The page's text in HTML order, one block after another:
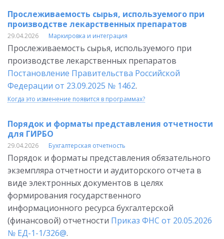
Прослеживаемость сырья, используемого при
производстве лекарственных препаратов
29.04.2026 Маркировка и интеграция
Прослеживаемость сырья, используемого при
производстве лекарственных препаратов
Постановление Правительства Российской
Федерации от 23.09.2025 № 1462.
Когда это изменение появится в программах?
Порядок и форматы представления отчетности
для ГИРБО
29.04.2026 Бухгалтерская отчетность
Порядок и форматы представления обязательного
экземпляра отчетности и аудиторского отчета в
виде электронных документов в целях
формирования государственного
информационного ресурса бухгалтерской
(финансовой) отчетности Приказ ФНС от 20.05.2026
№ ЕД-1-1/326@.